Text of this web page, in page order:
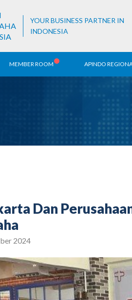
YOUR BUSINESS PARTNER IN
INDONESIA
MEMBER ROOM APINDO
Dan
2024